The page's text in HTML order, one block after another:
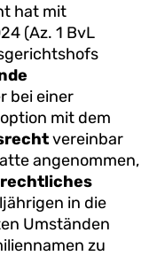
hat mit
(Az. 1 BvL
bei einer
mit dem
vereinbar
angenommen,
in die
Umständen
zu